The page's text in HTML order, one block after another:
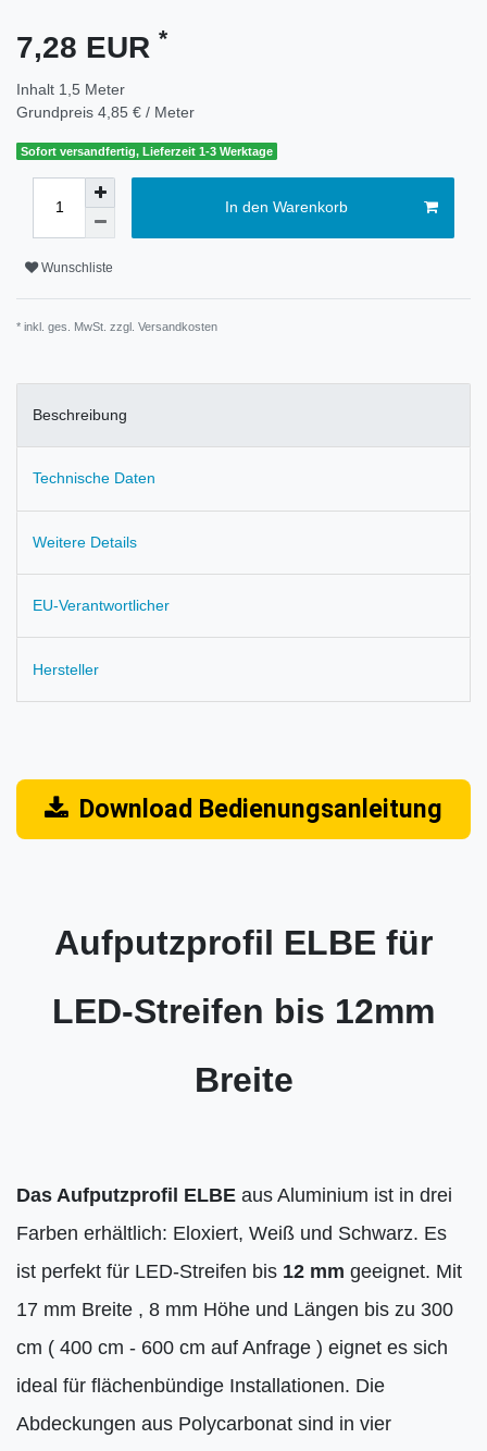
7,28 EUR *
Inhalt 1,5 Meter
Grundpreis 4,85 € / Meter
Sofort versandfertig, Lieferzeit 1-3 Werktage
In den Warenkorb
Wunschliste
* inkl. ges. MwSt. zzgl. Versandkosten
Beschreibung
Technische Daten
Weitere Details
EU-Verantwortlicher
Hersteller
Download Bedienungsanleitung
Aufputzprofil ELBE für
LED-Streifen bis 12mm
Breite
Das Aufputzprofil ELBE aus Aluminium ist in drei
Farben erhältlich: Eloxiert, Weiß und Schwarz. Es
ist perfekt für LED-Streifen bis 12 mm geeignet. Mit
17 mm Breite , 8 mm Höhe und Längen bis zu 300
cm ( 400 cm - 600 cm auf Anfrage ) eignet es sich
ideal für flächenbündige Installationen. Die
Abdeckungen aus Polycarbonat sind in vier